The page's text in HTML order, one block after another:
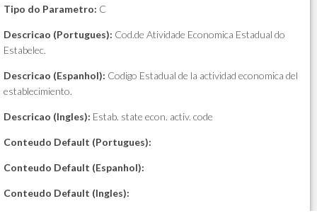
Tipo do Parametro: C
Descricao (Portugues): Cod.de Atividade Economica Estadual do
Estabelec.
Descricao (Espanhol): Codigo Estadual de la actividad economica del
establecimiento.
Descricao (Ingles): Estab. state econ. activ. code
Conteudo Default (Portugues):
Conteudo Default (Espanhol):
Conteudo Default (Ingles):